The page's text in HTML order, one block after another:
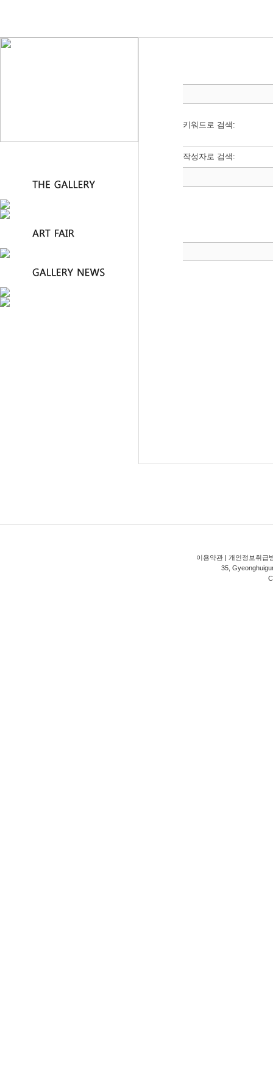
키워드로 검색:
작성자로 검색:
이용약관 | 개인정보취급
35,